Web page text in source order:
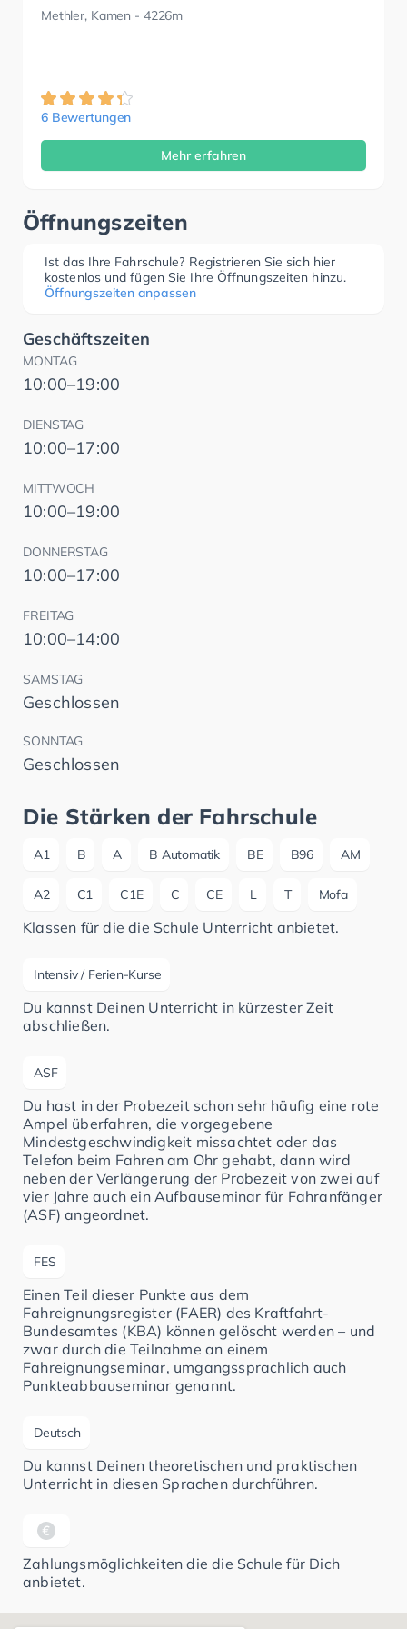
Methler, Kamen - 4226m
6 Bewertungen
Mehr erfahren
Öffnungszeiten
Ist das Ihre Fahrschule? Registrieren Sie sich hier
kostenlos und fügen Sie Ihre Öffnungszeiten hinzu.
Öffnungszeiten anpassen
Geschäftszeiten
MONTAG
10:00–19:00
DIENSTAG
10:00–17:00
MITTWOCH
10:00–19:00
DONNERSTAG
10:00–17:00
FREITAG
10:00–14:00
SAMSTAG
Geschlossen
SONNTAG
Geschlossen
Die Stärken der Fahrschule
A1 B A B Automatik BE B96 AM
A2 C1 C1E C CE L T Mofa
Klassen für die die Schule Unterricht anbietet.
Intensiv / Ferien-Kurse
Du kannst Deinen Unterricht in kürzester Zeit
abschließen.
ASF
Du hast in der Probezeit schon sehr häufig eine rote
Ampel überfahren, die vorgegebene
Mindestgeschwindigkeit missachtet oder das
Telefon beim Fahren am Ohr gehabt, dann wird
neben der Verlängerung der Probezeit von zwei auf
vier Jahre auch ein Aufbauseminar für Fahranfänger
(ASF) angeordnet.
FES
Einen Teil dieser Punkte aus dem
Fahreignungsregister (FAER) des Kraftfahrt-
Bundesamtes (KBA) können gelöscht werden – und
zwar durch die Teilnahme an einem
Fahreignungseminar, umgangssprachlich auch
Punkteabbauseminar genannt.
Deutsch
Du kannst Deinen theoretischen und praktischen
Unterricht in diesen Sprachen durchführen.
Zahlungsmöglichkeiten die die Schule für Dich
anbietet.